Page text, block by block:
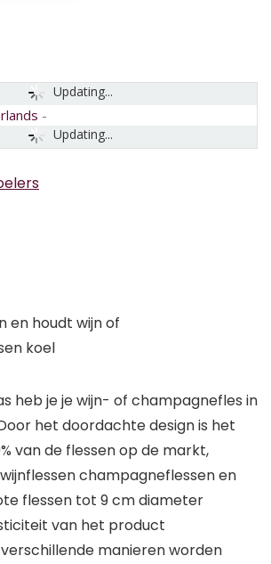
Updating...
Updating...
-
en houdt wijn of
koel
heb je je wijn- of champagnefles in
het doordachte design is het
van de flessen op de markt,
champagneflessen en
flessen tot 9 cm diameter
van het product
manieren worden